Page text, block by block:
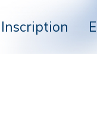
Inscription